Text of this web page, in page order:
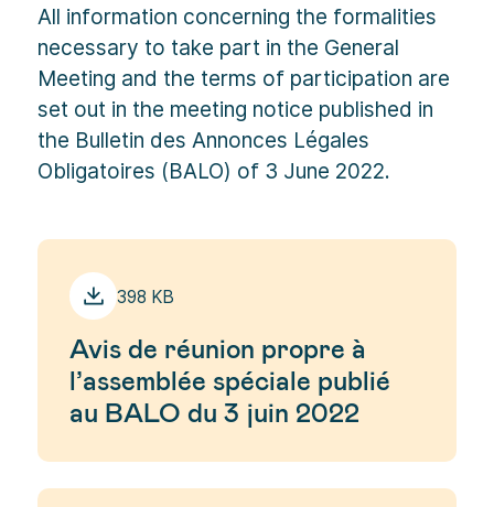
All information concerning the formalities
necessary to take part in the General
Meeting and the terms of participation are
set out in the meeting notice published in
the Bulletin des Annonces Légales
Obligatoires (BALO) of 3 June 2022.
398 KB
Avis de réunion propre à
l’assemblée spéciale publié
au BALO du 3 juin 2022